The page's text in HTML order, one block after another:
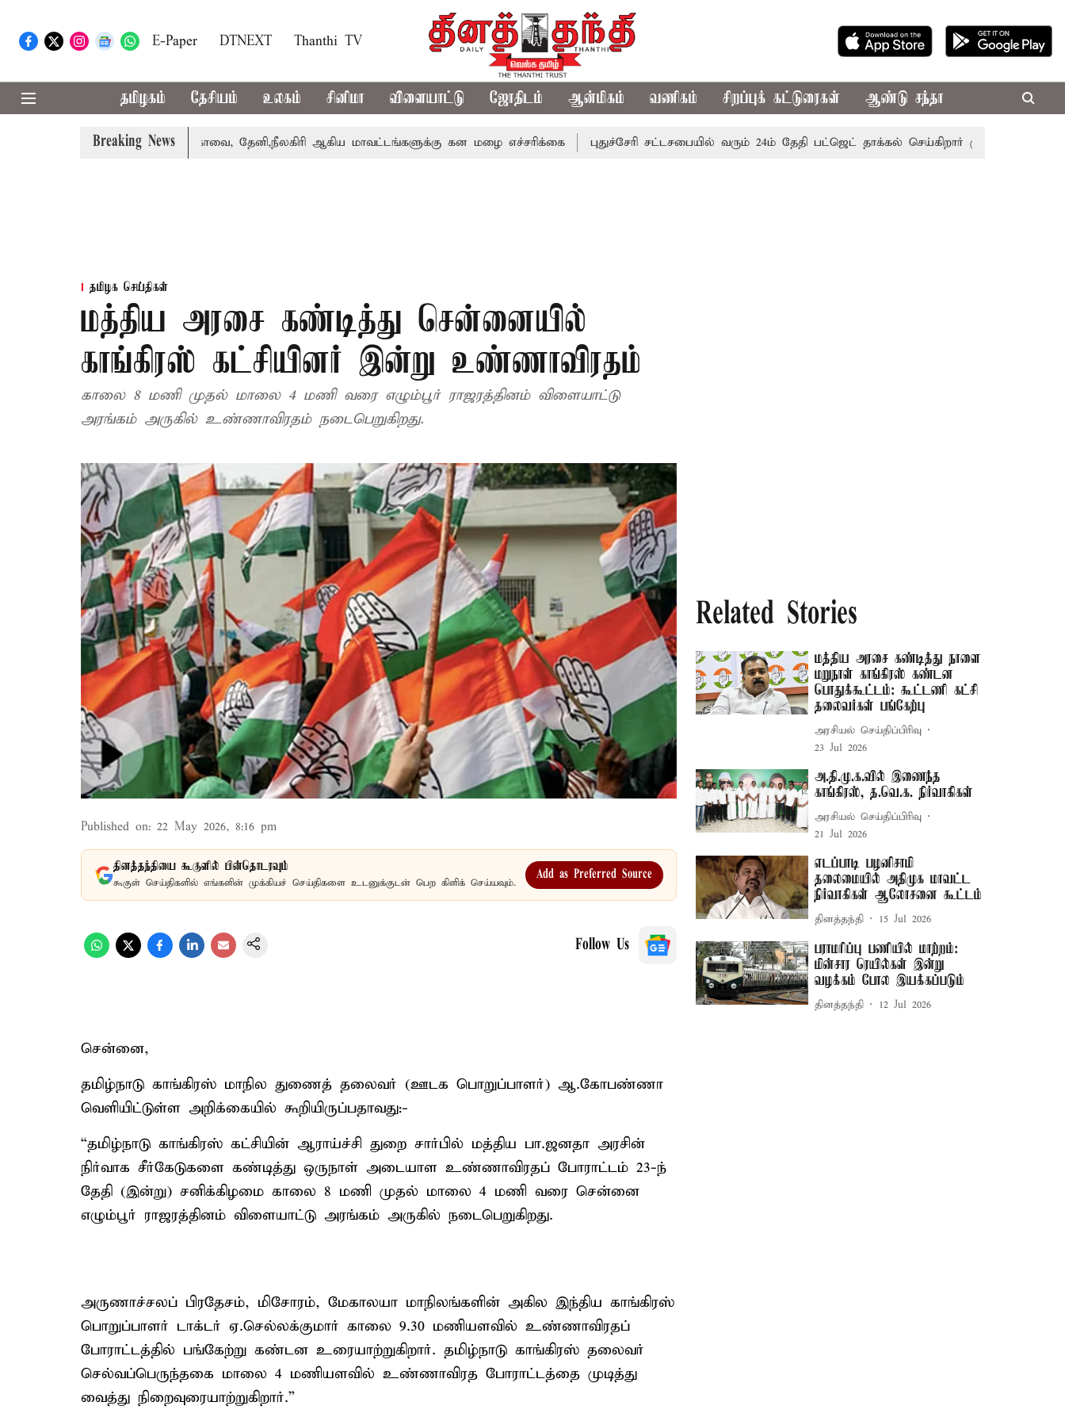
E-Paper DTNEXT Thanthi TV
தமிழகம் தேசியம் உலகம் சினிமா விளையாட்டு ஜோதிடம் ஆன்மிகம் வணிகம் சிறப்புக் கட்டுரைகள் ஆண்டு சந்தா
Breaking News
பெற்றார் சங்கீதா கோவை, தேனி,நீலகிரி ஆகிய மாவட்டங்களுக்கு கன மழை எச்சரிக்கை புதுச்சேரி சட்டசபையில் வரும் 24ம் தேதி பட்ஜெட் தாக்கல் செய்கிறார் முதல்-அமைச்சர் ரங்கசாமி
தமிழக செய்திகள்
மத்திய அரசை கண்டித்து சென்னையில்
காங்கிரஸ் கட்சியினர் இன்று உண்ணாவிரதம்
காலை 8 மணி முதல் மாலை 4 மணி வரை எழும்பூர் ராஜரத்தினம் விளையாட்டு
அரங்கம் அருகில் உண்ணாவிரதம் நடைபெறுகிறது.
Published on: 22 May 2026, 8:16 pm
தினத்தந்தியை கூகுளில் பின்தொடரவும்
கூகுள் செய்திகளில் எங்களின் முக்கியச் செய்திகளை உடனுக்குடன் பெற கிளிக் செய்யவும்.
Add as Preferred Source
Follow Us
சென்னை,
தமிழ்நாடு காங்கிரஸ் மாநில துணைத் தலைவர் (ஊடக பொறுப்பாளர்) ஆ.கோபண்ணா
வெளியிட்டுள்ள அறிக்கையில் கூறியிருப்பதாவது:-
“தமிழ்நாடு காங்கிரஸ் கட்சியின் ஆராய்ச்சி துறை சார்பில் மத்திய பா.ஜனதா அரசின்
நிர்வாக சீர்கேடுகளை கண்டித்து ஒருநாள் அடையாள உண்ணாவிரதப் போராட்டம் 23-ந்
தேதி (இன்று) சனிக்கிழமை காலை 8 மணி முதல் மாலை 4 மணி வரை சென்னை
எழும்பூர் ராஜரத்தினம் விளையாட்டு அரங்கம் அருகில் நடைபெறுகிறது.
அருணாச்சலப் பிரதேசம், மிசோரம், மேகாலயா மாநிலங்களின் அகில இந்திய காங்கிரஸ்
பொறுப்பாளர் டாக்டர் ஏ.செல்லக்குமார் காலை 9.30 மணியளவில் உண்ணாவிரதப்
போராட்டத்தில் பங்கேற்று கண்டன உரையாற்றுகிறார். தமிழ்நாடு காங்கிரஸ் தலைவர்
செல்வப்பெருந்தகை மாலை 4 மணியளவில் உண்ணாவிரத போராட்டத்தை முடித்து
வைத்து நிறைவுரையாற்றுகிறார்.”
Related Stories
மத்திய அரசை கண்டித்து நாளை
மறுநாள் காங்கிரஸ் கண்டன
பொதுக்கூட்டம்: கூட்டணி கட்சி
தலைவர்கள் பங்கேற்பு
அரசியல் செய்திப்பிரிவு
23 Jul 2026
அ.தி.மு.க.வில் இணைந்த
காங்கிரஸ், த.வெ.க. நிர்வாகிகள்
அரசியல் செய்திப்பிரிவு
21 Jul 2026
எடப்பாடி பழனிசாமி
தலைமையில் அதிமுக மாவட்ட
நிர்வாகிகள் ஆலோசனை கூட்டம்
தினத்தந்தி 15 Jul 2026
பராமரிப்பு பணியில் மாற்றம்:
மின்சார ரெயில்கள் இன்று
வழக்கம் போல இயக்கப்படும்
தினத்தந்தி 12 Jul 2026